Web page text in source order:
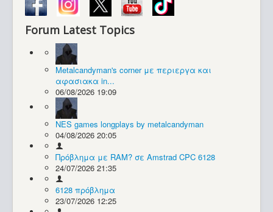
Συλλογές / Projects
Forum Latest Topics
Metalcandyman's corner με περιεργα και
αφασιακα in...
06/08/2026 19:09
NES games longplays by metalcandyman
04/08/2026 20:05
Πρόβλημα με RAM? σε Amstrad CPC 6128
24/07/2026 21:35
6128 πρόβλημα
23/07/2026 12:25